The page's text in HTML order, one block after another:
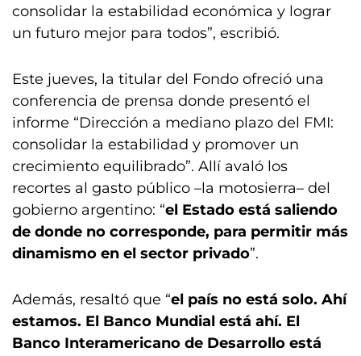
consolidar la estabilidad económica y lograr
un futuro mejor para todos”, escribió.
Este jueves, la titular del Fondo ofreció una
conferencia de prensa donde presentó el
informe “Dirección a mediano plazo del FMI:
consolidar la estabilidad y promover un
crecimiento equilibrado”. Allí avaló los
recortes al gasto público –la motosierra– del
gobierno argentino: “el Estado está saliendo
de donde no corresponde, para permitir más
dinamismo en el sector privado”.
Además, resaltó que “el país no está solo. Ahí
estamos. El Banco Mundial está ahí. El
Banco Interamericano de Desarrollo está